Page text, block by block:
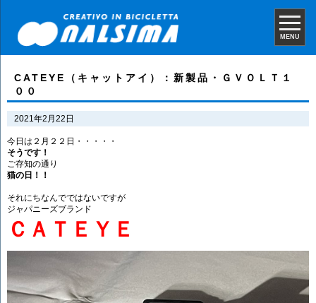
MENU
CATEYE（キャットアイ）：新製品・ＧＶＯＬＴ１
００
2021年2月22日
今日は２月２２日・・・・・
そうです！
ご存知の通り
猫の日！！
それにちなんでではないですが
ジャパニーズブランド
ＣＡＴＥＹＥ